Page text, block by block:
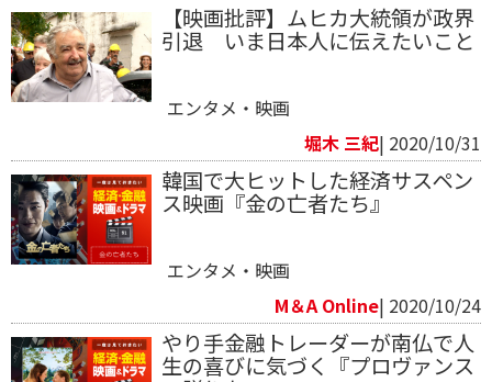
【映画批評】ムヒカ大統領が政界
引退 いま日本人に伝えたいこと
エンタメ・映画
堀木 三紀| 2020/10/31
韓国で大ヒットした経済サスペン
ス映画​『金の亡者たち』
エンタメ・映画
M＆A Online| 2020/10/24
やり手金融トレーダーが南仏で人
生の喜びに気づく『プロヴァンス